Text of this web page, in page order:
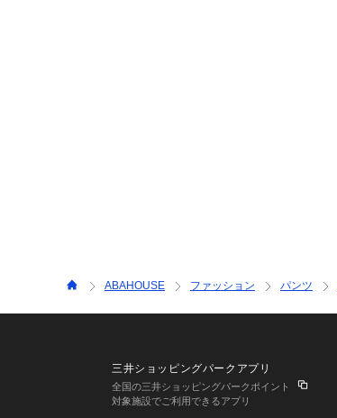
ABAHOUSE ファッション パンツ
三井ショッピングパークアプリ
全国の三井ショッピングパークポイント
対象施設でご利用できるアプリ